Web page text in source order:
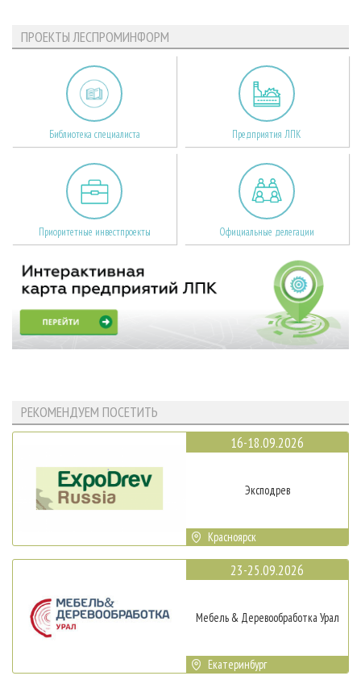
ПРОЕКТЫ ЛЕСПРОМИНФОРМ
Библиотека специалиста Предприятия ЛПК
Приоритетные инвестпроекты Официальные делегации
РЕКОМЕНДУЕМ ПОСЕТИТЬ
16-18.09.2026
Эксподрев
Красноярск
23-25.09.2026
Мебель & Деревообработка Урал
Екатеринбург